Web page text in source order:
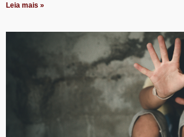
Leia mais »